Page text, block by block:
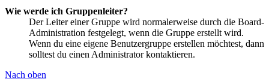
Wie werde ich Gruppenleiter?
Der Leiter einer Gruppe wird normalerweise durch die Board-
Administration festgelegt, wenn die Gruppe erstellt wird.
Wenn du eine eigene Benutzergruppe erstellen möchtest, dann
solltest du einen Administrator kontaktieren.
Nach oben